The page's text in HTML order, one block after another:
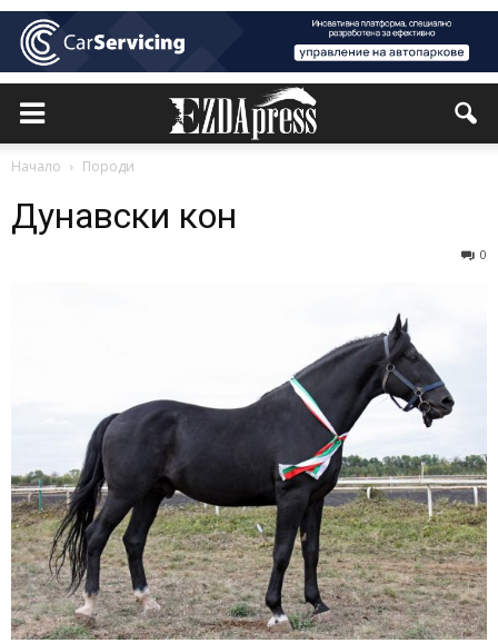
Начало Породи
Дунавски кон
0